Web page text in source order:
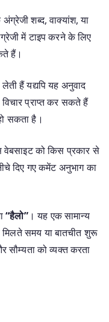
शब्द, वाक्यांश, या
में टाइप करने के लिए
हैं।
हैं यद्यपि यह अनुवाद
प्राप्त कर सकते हैं
सकता है।
को किस प्रकार से
दिए गए कमेंट अनुभाग का
“हैलो”। यह एक सामान्य
समय या बातचीत शुरू
सौम्यता को व्यक्त करता